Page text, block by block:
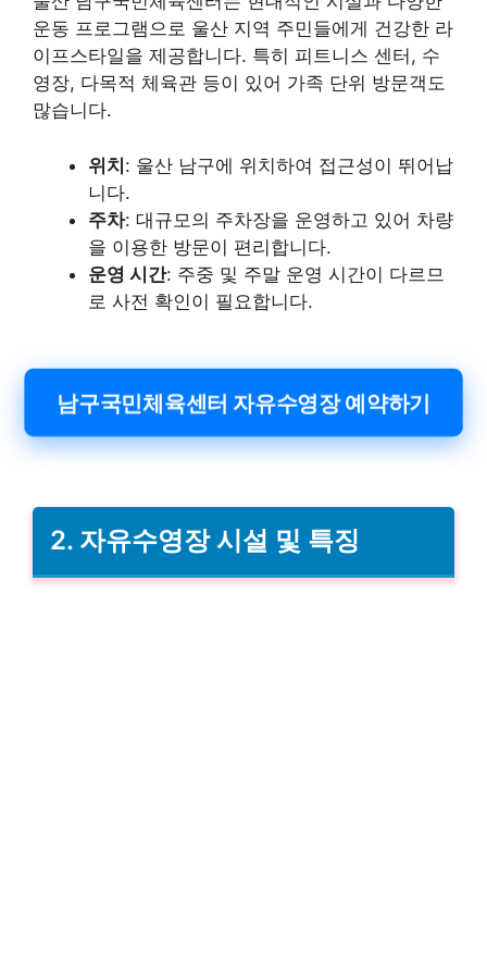
운동 프로그램으로 울산 지역 주민들에게 건강한 라
이프스타일을 제공합니다. 특히 피트니스 센터, 수
영장, 다목적 체육관 등이 있어 가족 단위 방문객도
많습니다.
위치: 울산 남구에 위치하여 접근성이 뛰어납
니다.
주차: 대규모의 주차장을 운영하고 있어 차량
을 이용한 방문이 편리합니다.
운영 시간: 주중 및 주말 운영 시간이 다르므
로 사전 확인이 필요합니다.
남구국민체육센터 자유수영장 예약하기
2. 자유수영장 시설 및 특징